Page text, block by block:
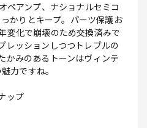
ペアンプ、ナショナルセミコ
かりとキープ。パーツ保護お
変化で崩壊のため交換済みで
レッションしつつトレブルの
かみのあるトーンはヴィンテ
力ですね。
ップ